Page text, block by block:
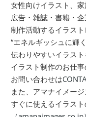
女性向けイラスト、家
広告・雑誌・書籍・
制作活動するイラスト
“エネルギッシュに輝
伝わりやすいイラス
イラスト制作のお仕
お問い合わせは
また、アマナイメー
すぐに使えるイラス